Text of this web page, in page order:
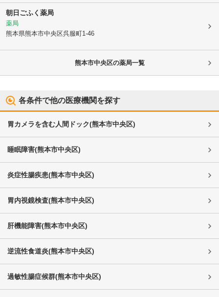
朝日ごふく薬局
薬局
熊本県熊本市中央区呉服町1-46
熊本市中央区の薬局一覧
各条件で他の医療機関を探す
胃カメラを含む人間ドック(熊本市中央区)
睡眠障害(熊本市中央区)
炎症性腸疾患(熊本市中央区)
胃内視鏡検査(熊本市中央区)
肝機能障害(熊本市中央区)
逆流性食道炎(熊本市中央区)
過敏性腸症候群(熊本市中央区)